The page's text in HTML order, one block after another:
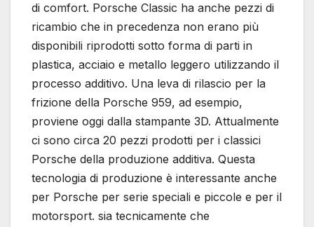
di comfort. Porsche Classic ha anche pezzi di
ricambio che in precedenza non erano più
disponibili riprodotti sotto forma di parti in
plastica, acciaio e metallo leggero utilizzando il
processo additivo. Una leva di rilascio per la
frizione della Porsche 959, ad esempio,
proviene oggi dalla stampante 3D. Attualmente
ci sono circa 20 pezzi prodotti per i classici
Porsche della produzione additiva. Questa
tecnologia di produzione è interessante anche
per Porsche per serie speciali e piccole e per il
motorsport. sia tecnicamente che